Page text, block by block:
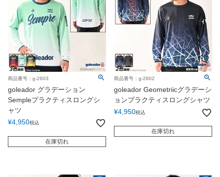
商品番号：g-2603
goleador グラデーション
Sempleプラクティスロングシ
ャツ
¥4,950税込
在庫切れ
商品番号：g-2602
goleador Geometriicグラデーシ
ョンプラクティスロングシャツ
¥4,950税込
在庫切れ